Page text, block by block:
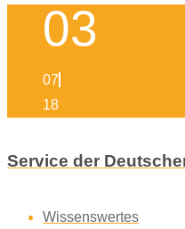
03
07
18
Service der
Wissenswertes